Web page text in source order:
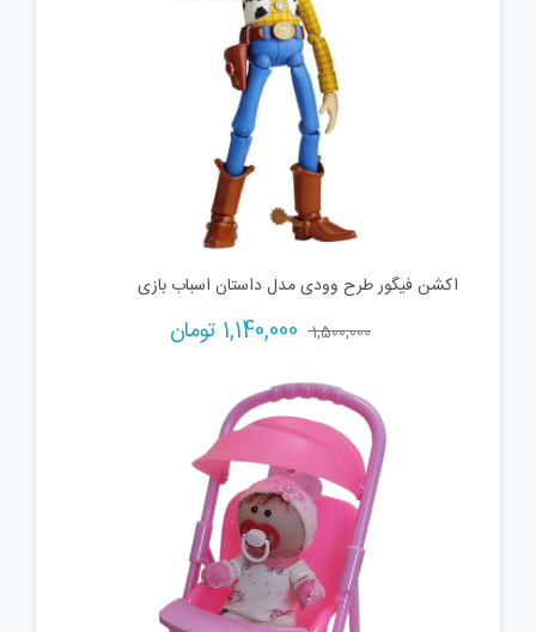
اکشن فیگور طرح وودی مدل داستان اسباب بازی
1,500,000
Original
was:
1,500,000 تومان.
1,140,000 تومان